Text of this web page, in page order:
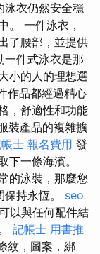
泳衣仍然安全穩
。 一件泳衣，
了腰部，並提供
一件式泳衣是那
小的人的理想選
作品都經過精心
，舒適性和功能
裝產品的複雜擴
士 報名費用 發
下一條海濱。
的泳裝，那麼您
持永恆。 seo
以與任何配件結
記帳士 用書推
紋，圖案，綁